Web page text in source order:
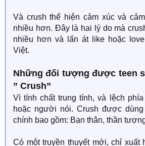
Và crush thể hiện cảm xúc và
nhiều hơn. Đây là hai lý do mà
nhiều hơn và lấn át like hoặc
Việt.
Những đối tượng được teen
” Crush”
Vì tính chất trung tính, và lệch
hoặc người nói. Crush được
chính bao gồm: Bạn thân, thần
Có một truyền thuyết mới, chỉ xuất